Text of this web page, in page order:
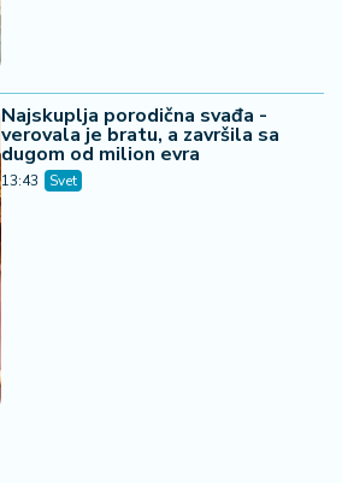
Najskuplja porodična svađa -
verovala je bratu, a završila sa
dugom od milion evra
13:43 Svet